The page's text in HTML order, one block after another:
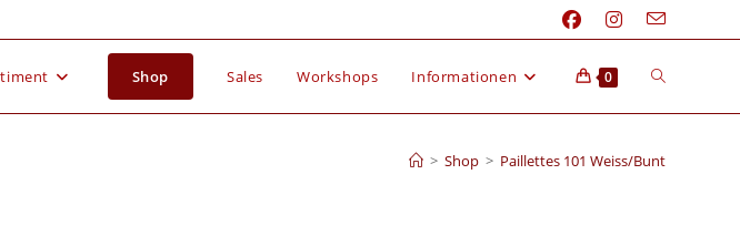
Shop Sales Workshops Informationen 0
> Shop > Paillettes 101 Weiss/Bunt